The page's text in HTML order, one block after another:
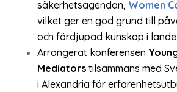
säkerhetsagendan, Women
vilket ger en god grund till
och fördjupad kunskap i
Arrangerat konferensen
Mediatorstilsammans med
i Alexandria för